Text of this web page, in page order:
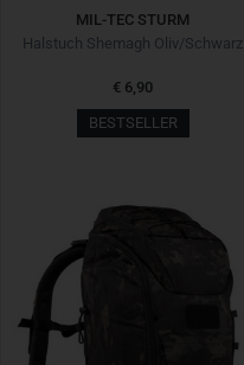
MIL-TEC STURM
Halstuch Shemagh Oliv/Schwarz
€ 6,90
BESTSELLER